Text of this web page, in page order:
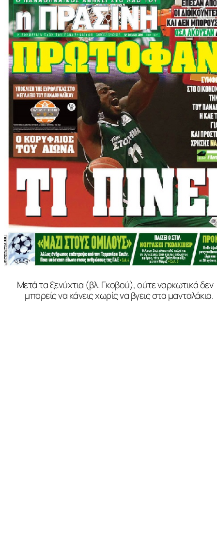
Μετά τα ξενύχτια (βλ. Γκοβού), ούτε ναρκωτικά δεν
μπορείς να κάνεις χωρίς να βγεις στα μανταλάκια.